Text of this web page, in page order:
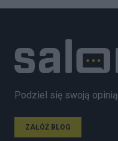
Podziel się swoją opinią
ZAŁÓŻ BLOG